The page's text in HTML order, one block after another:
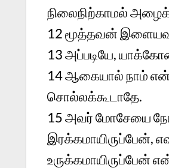
நிலைநிற்காமல்
12மூத்தவன்
13அப்படியே,
14ஆகையால் நாம்
சொல்லக்கூடாதே.
15அவர் மோசேயை
இரக்கமாயிருப்பேன்,
உருக்கமாயிருப்பேன்